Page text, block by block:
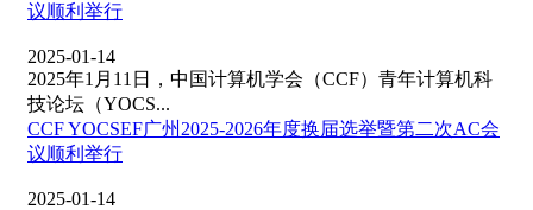
议顺利举行
2025-01-14
2025年1月11日，中国计算机学会（CCF）青年计算机科
技论坛（YOCS...
CCF YOCSEF广州2025-2026年度换届选举暨第二次AC会
议顺利举行
2025-01-14